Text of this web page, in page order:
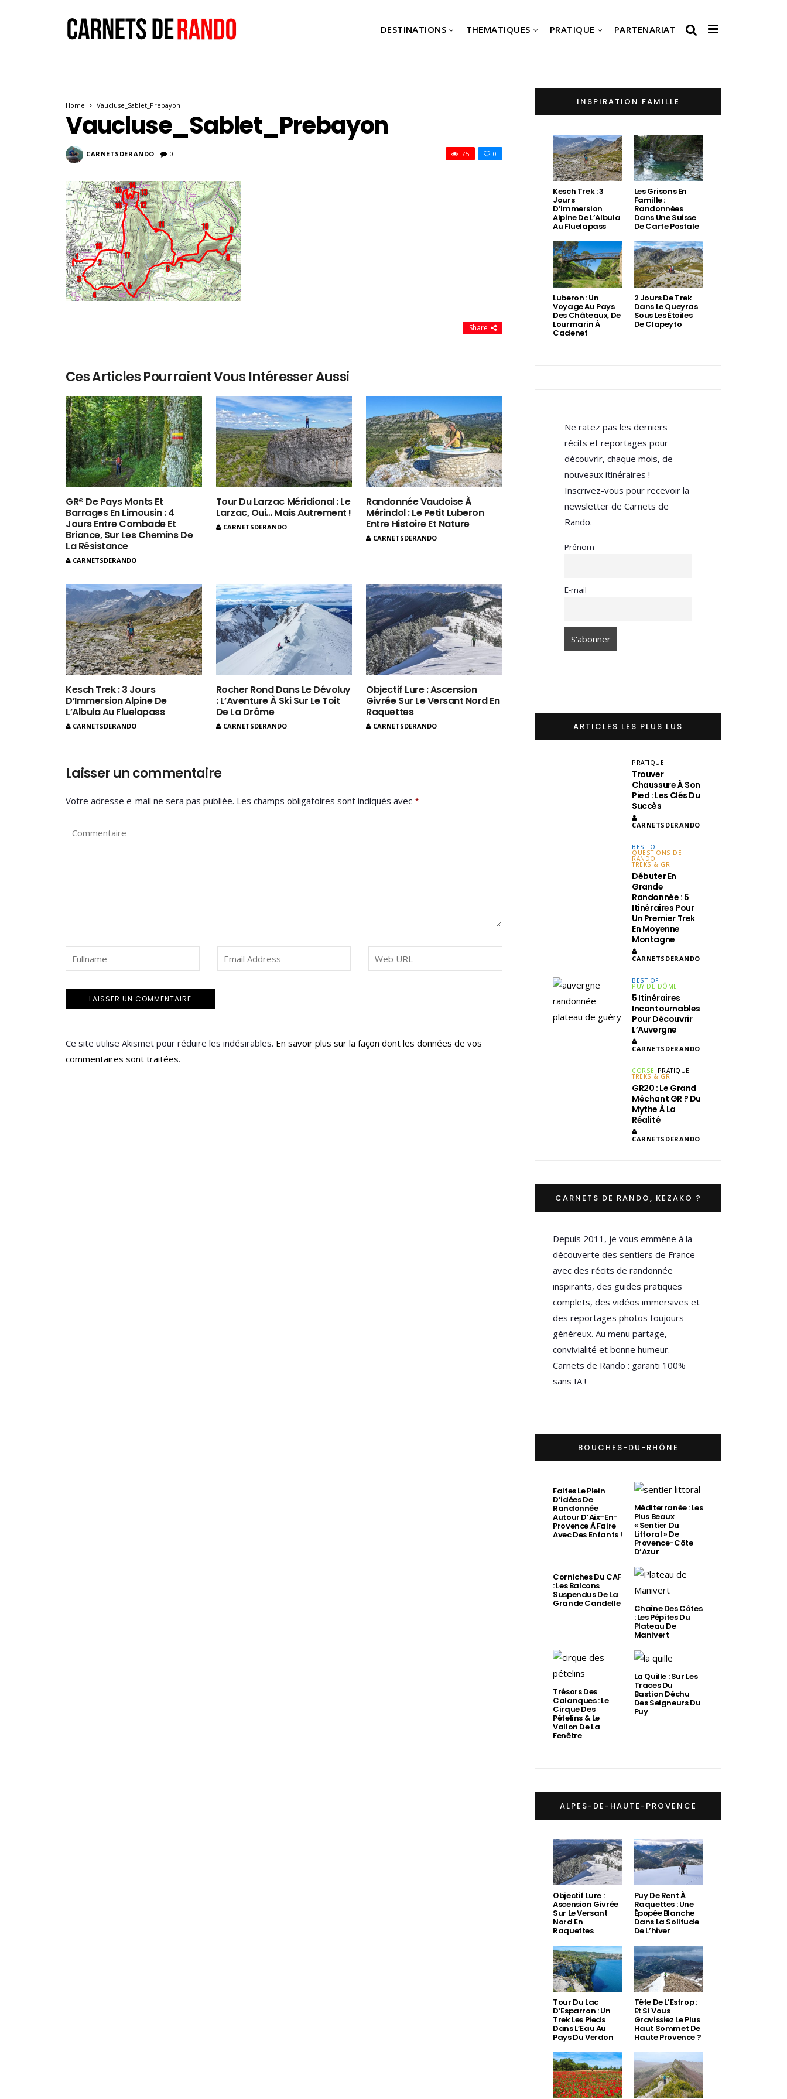
DESTINATIONS THEMATIQUES PRATIQUE PARTENARIAT
Home Vaucluse_Sablet_Prebayon
Vaucluse_Sablet_Prebayon
CARNETSDERANDO 0 0
75
Share
Ces Articles Pourraient Vous Intéresser Aussi
GR® De Pays Monts Et
Barrages En Limousin : 4
Jours Entre Combade Et
Briance, Sur Les Chemins De
La Résistance
CARNETSDERANDO
Tour Du Larzac Méridional : Le
Larzac, Oui… Mais Autrement !
CARNETSDERANDO
Randonnée Vaudoise À
Mérindol : Le Petit Luberon
Entre Histoire Et Nature
CARNETSDERANDO
Kesch Trek : 3 Jours
D’Immersion Alpine De
L’Albula Au Fluelapass
CARNETSDERANDO
Rocher Rond Dans Le Dévoluy
: L’Aventure À Ski Sur Le Toit
De La Drôme
CARNETSDERANDO
Objectif Lure : Ascension
Givrée Sur Le Versant Nord En
Raquettes
CARNETSDERANDO
Laisser un commentaire
Votre adresse e-mail ne sera pas publiée. Les champs obligatoires sont indiqués avec *
Ce site utilise Akismet pour réduire les indésirables. En savoir plus sur la façon dont les données de vos
commentaires sont traitées.
INSPIRATION FAMILLE
Kesch Trek : 3
Jours
D’Immersion
Alpine De L’Albula
Au Fluelapass
Les Grisons En
Famille :
Randonnées
Dans Une Suisse
De Carte Postale
Luberon : Un
Voyage Au Pays
Des Châteaux, De
Lourmarin À
Cadenet
2 Jours De Trek
Dans Le Queyras
Sous Les Étoiles
De Clapeyto
Ne ratez pas les derniers
récits et reportages pour
découvrir, chaque mois, de
nouveaux itinéraires !
Inscrivez-vous pour recevoir la
newsletter de Carnets de
Rando.
Prénom
E-mail
ARTICLES LES PLUS LUS
PRATIQUE
Trouver
Chaussure À Son
Pied : Les Clés Du
Succès
CARNETSDERANDO
BEST OF
QUESTIONS DE
RANDO
TREKS & GR
Débuter En
Grande
Randonnée : 5
Itinéraires Pour
Un Premier Trek
En Moyenne
Montagne
CARNETSDERANDO
BEST OF
PUY-DE-DÔME
5 Itinéraires
Incontournables
Pour Découvrir
L’Auvergne
CARNETSDERANDO
CORSE PRATIQUE
TREKS & GR
GR20 : Le Grand
Méchant GR ? Du
Mythe À La
Réalité
CARNETSDERANDO
CARNETS DE RANDO, KEZAKO ?
Depuis 2011, je vous emmène à la
découverte des sentiers de France
avec des récits de randonnée
inspirants, des guides pratiques
complets, des vidéos immersives et
des reportages photos toujours
généreux. Au menu partage,
convivialité et bonne humeur.
Carnets de Rando : garanti 100%
sans IA !
BOUCHES-DU-RHÔNE
Faites Le Plein
D’idées De
Randonnée
Autour D’Aix-En-
Provence À Faire
Avec Des Enfants !
Méditerranée : Les
Plus Beaux
« Sentier Du
Littoral » De
Provence-Côte
D’Azur
Corniches Du CAF
: Les Balcons
Suspendus De La
Grande Candelle Chaîne Des Côtes
: Les Pépites Du
Plateau De
Manivert
Trésors Des
Calanques : Le
Cirque Des
Pételins & Le
Vallon De La
Fenêtre
La Quille : Sur Les
Traces Du
Bastion Déchu
Des Seigneurs Du
Puy
ALPES-DE-HAUTE-PROVENCE
Objectif Lure :
Ascension Givrée
Sur Le Versant
Nord En
Raquettes
Puy De Rent À
Raquettes : Une
Épopée Blanche
Dans La Solitude
De L’hiver
Tour Du Lac
D’Esparron : Un
Trek Les Pieds
Dans L’Eau Au
Pays Du Verdon
Tête De L’Estrop :
Et Si Vous
Gravissiez Le Plus
Haut Sommet De
Haute Provence ?